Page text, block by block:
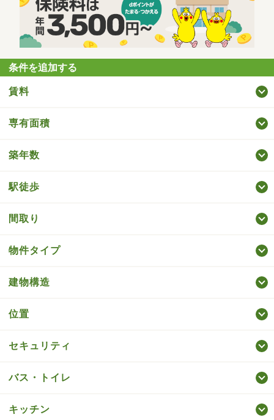
条件を追加する
賃料
専有面積
築年数
駅徒歩
間取り
物件タイプ
建物構造
位置
セキュリティ
バス・トイレ
キッチン